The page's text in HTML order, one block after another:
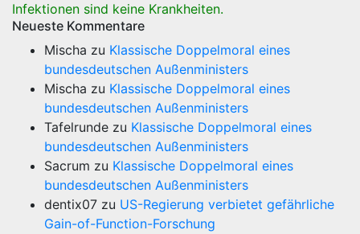
Infektionen sind keine Krankheiten.
Neueste Kommentare
Mischa zu Klassische Doppelmoral eines
bundesdeutschen Außenministers
Mischa zu Klassische Doppelmoral eines
bundesdeutschen Außenministers
Tafelrunde zu Klassische Doppelmoral eines
bundesdeutschen Außenministers
Sacrum zu Klassische Doppelmoral eines
bundesdeutschen Außenministers
dentix07 zu US-Regierung verbietet gefährliche
Gain-of-Function-Forschung